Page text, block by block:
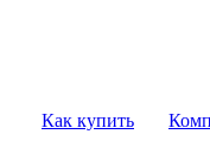
Как купить